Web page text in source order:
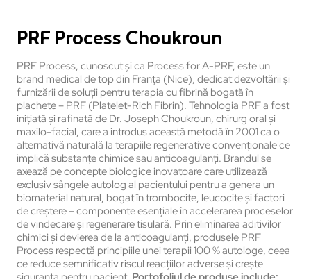
PRF Process Choukroun
PRF Process, cunoscut și ca Process for A-PRF, este un
brand medical de top din Franța (Nice), dedicat dezvoltării și
furnizării de soluții pentru terapia cu fibrină bogată în
plachete – PRF (Platelet-Rich Fibrin). Tehnologia PRF a fost
inițiată și rafinată de Dr. Joseph Choukroun, chirurg oral și
maxilo-facial, care a introdus această metodă în 2001 ca o
alternativă naturală la terapiile regenerative convenționale ce
implică substanțe chimice sau anticoagulanți. Brandul se
axează pe concepte biologice inovatoare care utilizează
exclusiv sângele autolog al pacientului pentru a genera un
biomaterial natural, bogat în trombocite, leucocite și factori
de creștere – componente esențiale în accelerarea proceselor
de vindecare și regenerare tisulară. Prin eliminarea aditivilor
chimici și devierea de la anticoagulanți, produsele PRF
Process respectă principiile unei terapii 100 % autologe, ceea
ce reduce semnificativ riscul reacțiilor adverse și crește